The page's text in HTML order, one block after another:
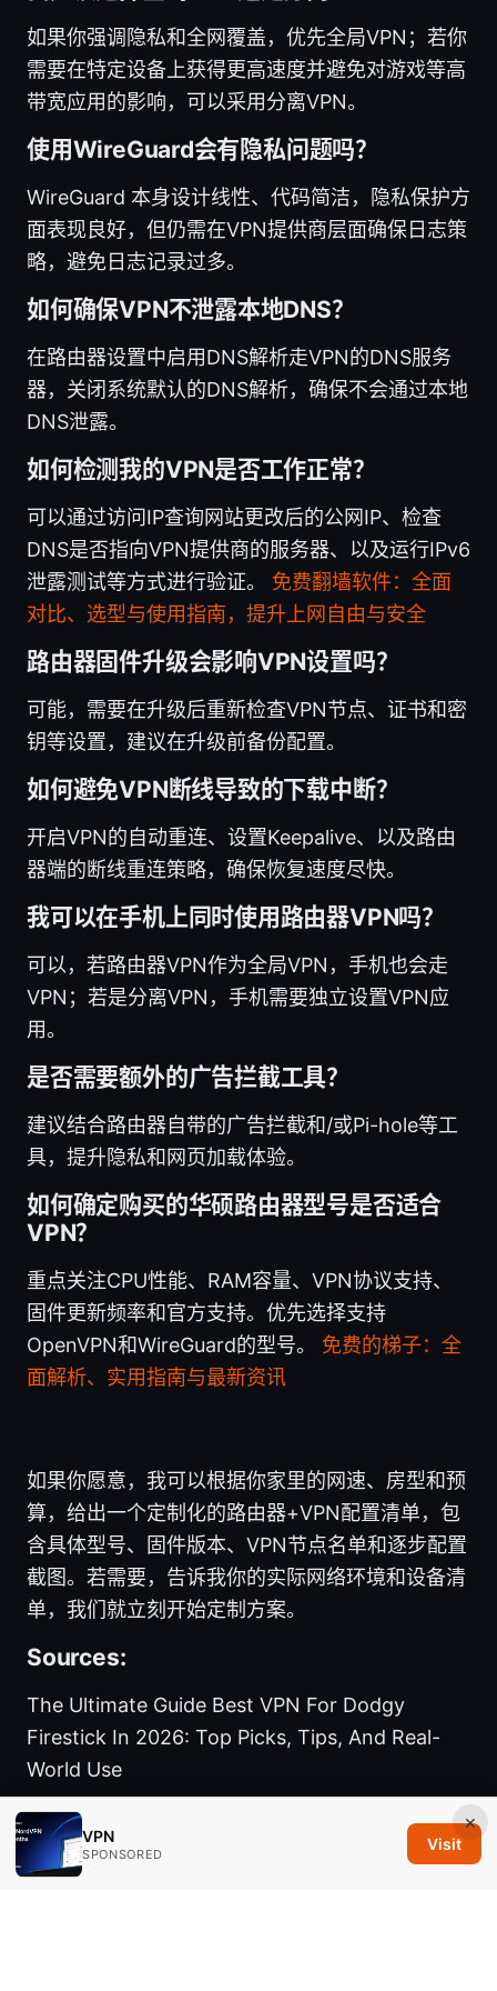
如果你强调隐私和全网覆盖，优先全局VPN；若你
需要在特定设备上获得更高速度并避免对游戏等高
带宽应用的影响，可以采用分离VPN。
使用WireGuard会有隐私问题吗？
WireGuard 本身设计线性、代码简洁，隐私保护方
面表现良好，但仍需在VPN提供商层面确保日志策
略，避免日志记录过多。
如何确保VPN不泄露本地DNS？
在路由器设置中启用DNS解析走VPN的DNS服务
器，关闭系统默认的DNS解析，确保不会通过本地
DNS泄露。
如何检测我的VPN是否工作正常？
可以通过访问IP查询网站更改后的公网IP、检查
DNS是否指向VPN提供商的服务器、以及运行IPv6
泄露测试等方式进行验证。 免费翻墙软件：全面
对比、选型与使用指南，提升上网自由与安全
路由器固件升级会影响VPN设置吗？
可能，需要在升级后重新检查VPN节点、证书和密
钥等设置，建议在升级前备份配置。
如何避免VPN断线导致的下载中断？
开启VPN的自动重连、设置Keepalive、以及路由
器端的断线重连策略，确保恢复速度尽快。
我可以在手机上同时使用路由器VPN吗？
可以，若路由器VPN作为全局VPN，手机也会走
VPN；若是分离VPN，手机需要独立设置VPN应
用。
是否需要额外的广告拦截工具？
建议结合路由器自带的广告拦截和/或Pi-hole等工
具，提升隐私和网页加载体验。
如何确定购买的华硕路由器型号是否适合
VPN？
重点关注CPU性能、RAM容量、VPN协议支持、
固件更新频率和官方支持。优先选择支持
OpenVPN和WireGuard的型号。 免费的梯子：全
面解析、实用指南与最新资讯
如果你愿意，我可以根据你家里的网速、房型和预
算，给出一个定制化的路由器+VPN配置清单，包
含具体型号、固件版本、VPN节点名单和逐步配置
截图。若需要，告诉我你的实际网络环境和设备清
单，我们就立刻开始定制方案。
Sources:
The Ultimate Guide Best VPN For Dodgy
Firestick In 2026: Top Picks, Tips, And Real-
World Use
Unlocking the best surfshark vpn deals your
guide to cheapest prices
×
VPN
SPONSORED
Visit